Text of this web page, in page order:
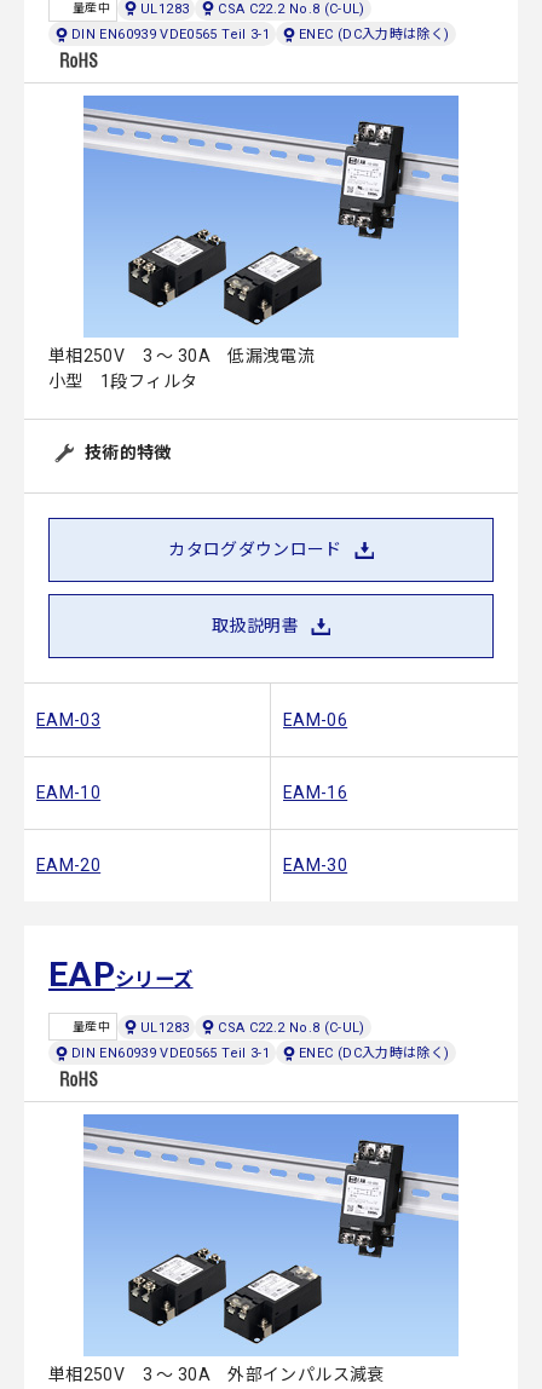
量産中 UL1283
CSA C22.2 No.8 (C-UL)
DIN EN60939 VDE0565 Teil 3-1
ENEC (DC入力時は除く)
単相250V 3 ～ 30A 低漏洩電流
小型 1段フィルタ
技術的特徴
カタログダウンロード
取扱説明書
EAM-03 EAM-06
EAM-10 EAM-16
EAM-20 EAM-30
EAPシリーズ
量産中 UL1283
CSA C22.2 No.8 (C-UL)
DIN EN60939 VDE0565 Teil 3-1
ENEC (DC入力時は除く)
単相250V 3 ～ 30A 外部インパルス減衰